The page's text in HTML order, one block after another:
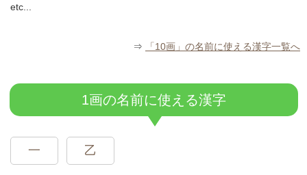
etc...
⇒ 「10画」の名前に使える漢字一覧へ
1画の名前に使える漢字
一 乙